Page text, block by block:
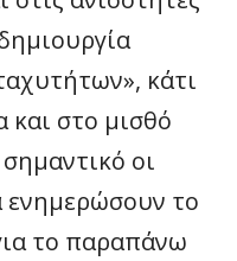
κάτι
και στο μισθό
οι
ενημερώσουν το
το παραπάνω